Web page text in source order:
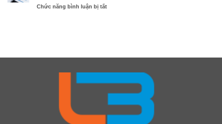
ngoài
điều
bản
giả
Chức năng bình luận bị tắtở
dịch
kế
toán
Nội
chất